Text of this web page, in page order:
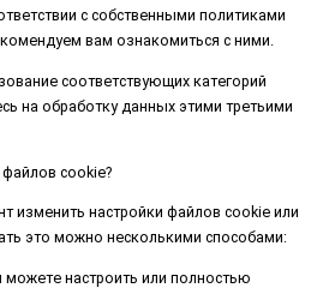
с собственными политиками
вам ознакомиться с ними.
соответствующих категорий
на обработку данных этими третьими
файлов cookie?
изменить настройки файлов cookie или
это можно несколькими способами:
настроить или полностью